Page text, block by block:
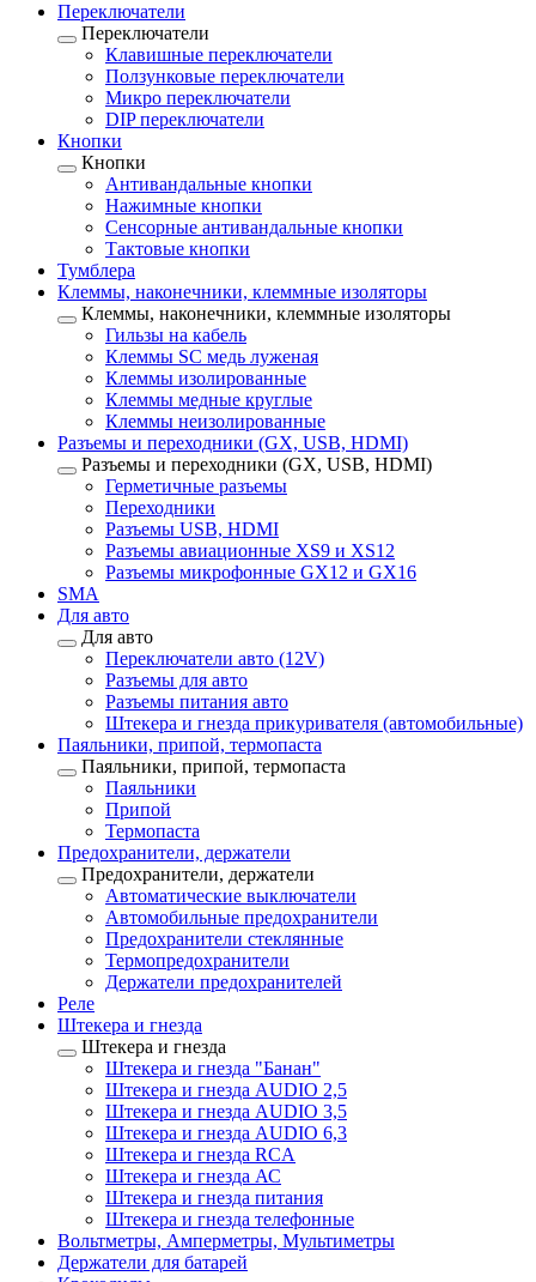
Переключатели
Переключатели
Клавишные переключатели
Ползунковые переключатели
Микро переключатели
DIP переключатели
Кнопки
Кнопки
Антивандальные кнопки
Нажимные кнопки
Сенсорные антивандальные кнопки
Тактовые кнопки
Тумблера
Клеммы, наконечники, клеммные изоляторы
Клеммы, наконечники, клеммные изоляторы
Гильзы на кабель
Клеммы SC медь луженая
Клеммы изолированные
Клеммы медные круглые
Клеммы неизолированные
Разъемы и переходники (GX, USB, HDMI)
Разъемы и переходники (GX, USB, HDMI)
Герметичные разъемы
Переходники
Разъемы USB, HDMI
Разъемы авиационные XS9 и XS12
Разъемы микрофонные GX12 и GX16
SMA
Для авто
Для авто
Переключатели авто (12V)
Разъемы для авто
Разъемы питания авто
Штекера и гнезда прикуривателя (автомобильные)
Паяльники, припой, термопаста
Паяльники, припой, термопаста
Паяльники
Припой
Термопаста
Предохранители, держатели
Предохранители, держатели
Автоматические выключатели
Автомобильные предохранители
Предохранители стеклянные
Термопредохранители
Держатели предохранителей
Реле
Штекера и гнезда
Штекера и гнезда
Штекера и гнезда "Банан"
Штекера и гнезда AUDIO 2,5
Штекера и гнезда AUDIO 3,5
Штекера и гнезда AUDIO 6,3
Штекера и гнезда RCA
Штекера и гнезда АС
Штекера и гнезда питания
Штекера и гнезда телефонные
Вольтметры, Амперметры, Мультиметры
Держатели для батарей